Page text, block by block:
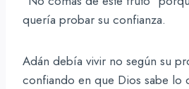
quería probar su confianza.
Adán debía vivir no según su
confiando en que Dios sabe lo